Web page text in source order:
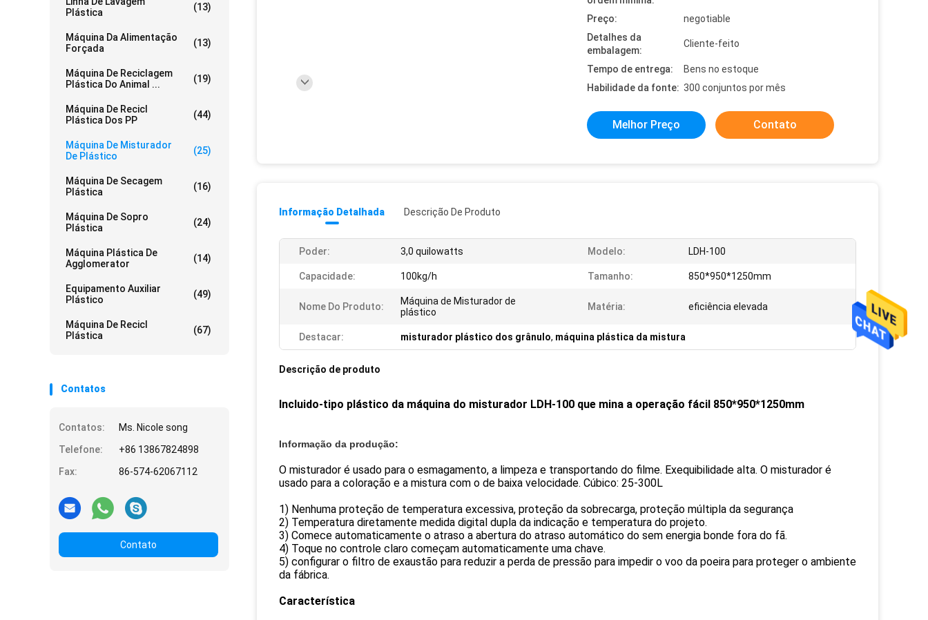
Plástica
(13)
Máquina Da Alimentação
Forçada
(13)
Máquina De Reciclagem
Plástica Do Animal ...
(19)
Máquina De Recicl
Plástica Dos PP
(44)
Máquina De Misturador
De Plástico
(25)
Máquina De Secagem
Plástica
(16)
Máquina De Sopro
Plástica
(24)
Máquina Plástica De
Agglomerator
(14)
Equipamento Auxiliar
Plástico
(49)
Máquina De Recicl
Plástica
(67)
Contatos
Contatos:
Ms. Nicole song
Telefone:
+86 13867824898
Fax:
86-574-62067112
Contato
Preço:
negotiable
Detalhes da
embalagem:
Cliente-feito
Tempo de entrega:
Bens no estoque
Habilidade da fonte: 300 conjuntos por mês
Melhor Preço Contato
Informação Detalhada Descrição De Produto
Poder: 3,0 quilowatts Modelo: LDH-100
Capacidade: 100kg/h Tamanho: 850*950*1250mm
Nome Do Produto:
Máquina de Misturador de
plástico
Matéria: eficiência elevada
Destacar: misturador plástico dos grânulo, máquina plástica da mistura
Descrição de produto
Incluido-tipo plástico da máquina do misturador LDH-100 que mina a operação fácil 850*950*1250mm
Informação da produção:
O misturador é usado para o esmagamento, a limpeza e transportando do filme. Exequibilidade alta. O misturador é
usado para a coloração e a mistura com o de baixa velocidade. Cúbico: 25-300L
1) Nenhuma proteção de temperatura excessiva, proteção da sobrecarga, proteção múltipla da segurança
2) Temperatura diretamente medida digital dupla da indicação e temperatura do projeto.
3) Comece automaticamente o atraso a abertura do atraso automático do sem energia bonde fora do fã.
4) Toque no controle claro começam automaticamente uma chave.
5) configurar o filtro de exaustão para reduzir a perda de pressão para impedir o voo da poeira para proteger o ambiente
da fábrica.
Característica